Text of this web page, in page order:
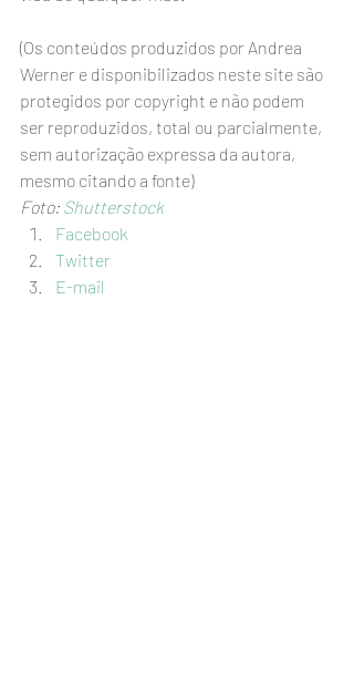
(Os conteúdos produzidos por Andrea
Werner e disponibilizados neste site são
protegidos por copyright e não podem
ser reproduzidos, total ou parcialmente,
sem autorização expressa da autora,
mesmo citando a fonte)
Foto: Shutterstock
Facebook
Twitter
E-mail